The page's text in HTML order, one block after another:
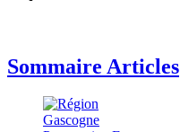
Sommaire Articles